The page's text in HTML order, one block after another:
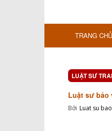
TRANG CHỦ
LUẬT SƯ
Luật sư bảo
Bởi Luat su